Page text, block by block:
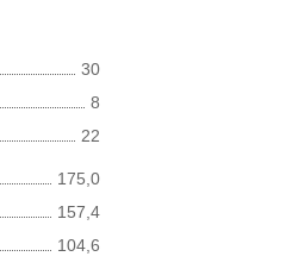
30
8
22
175,0
157,4
104,6